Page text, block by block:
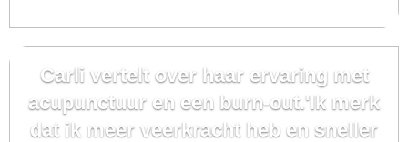
Carli vertelt over haar ervaring met
acupunctuur en een burn-out.'Ik merk
dat ik meer veerkracht heb en sneller